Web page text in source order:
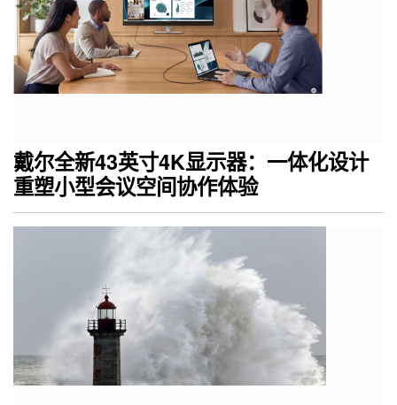
戴尔全新43英寸4K显示器：一体化设计
重塑小型会议空间协作体验